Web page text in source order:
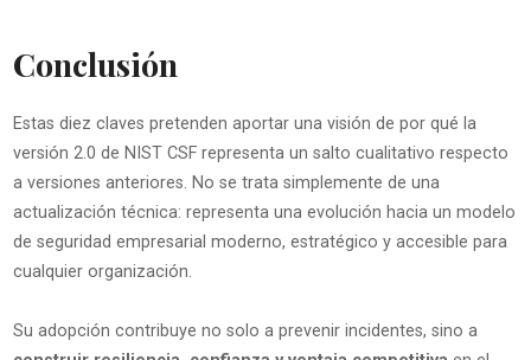
Conclusión
Estas diez claves pretenden aportar una visión de por qué la
versión 2.0 de NIST CSF representa un salto cualitativo respecto
a versiones anteriores. No se trata simplemente de una
actualización técnica: representa una evolución hacia un modelo
de seguridad empresarial moderno, estratégico y accesible para
cualquier organización.
Su adopción contribuye no solo a prevenir incidentes, sino a